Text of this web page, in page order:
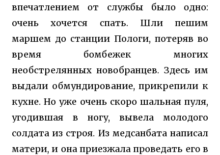
впечатлением от службы было одно:
очень хочется спать. Шли пешим
маршем до станции Пологи, потеряв во
время бомбежек многих
необстрелянных новобранцев. Здесь им
выдали обмундирование, прикрепили к
кухне. Но уже очень скоро шальная пуля,
угодившая в ногу, вывела молодого
солдата из строя. Из медсанбата написал
матери, и она приезжала проведать его в